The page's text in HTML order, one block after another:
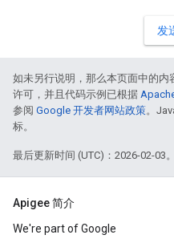
发
如未另行说明，那么本页面中的内
许可，并且代码示例已根据
参阅 Google 开发者网站政策。
标。
最后更新时间 (UTC)：2026-02-03。
Apigee 简介
We're part of Google